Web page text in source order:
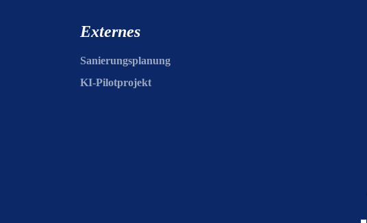
Externes
Sanierungsplanung
KI-Pilotprojekt